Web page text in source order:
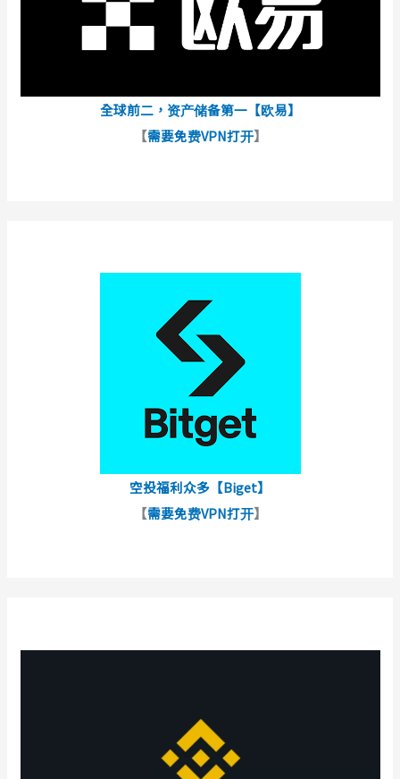
全球前二，资产储备第一【欧易】
【需要免费VPN打开】
空投福利众多【Biget】
【需要免费VPN打开】